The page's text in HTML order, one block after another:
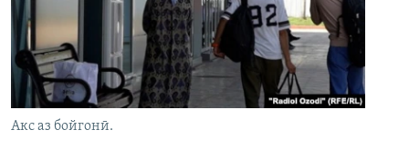
Акс аз бойгонӣ.